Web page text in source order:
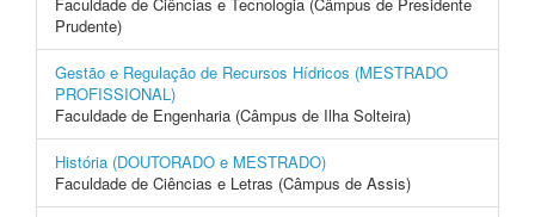
Prudente)
Gestão e Regulação de Recursos Hídricos (MESTRADO
PROFISSIONAL)
Faculdade de Engenharia (Câmpus de Ilha Solteira)
História (DOUTORADO e MESTRADO)
Faculdade de Ciências e Letras (Câmpus de Assis)